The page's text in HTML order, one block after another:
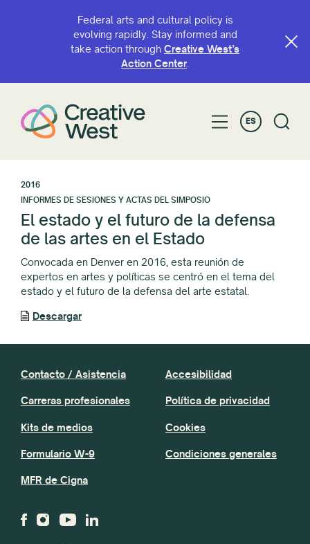
Federal arts and cultural policy is
evolving rapidly. Stay informed and
take action through Creative West’s
Action Center.
ES
2016
INFORMES DE SESIONES Y ACTAS DEL SIMPOSIO
El estado y el futuro de la defensa
de las artes en el Estado
Convocada en Denver en 2016, esta reunión de
expertos en artes y políticas se centró en el tema del
estado y el futuro de la defensa del arte estatal.
Descargar
Contacto / Asistencia
Carreras profesionales
Kits de medios
Formulario W-9
MFR de Cigna
Accesibilidad
Política de privacidad
Cookies
Condiciones generales